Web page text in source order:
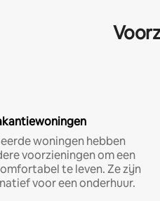
woningen hebben
voorzieningen om een
te leven. Ze zijn
voor een onderhuur.